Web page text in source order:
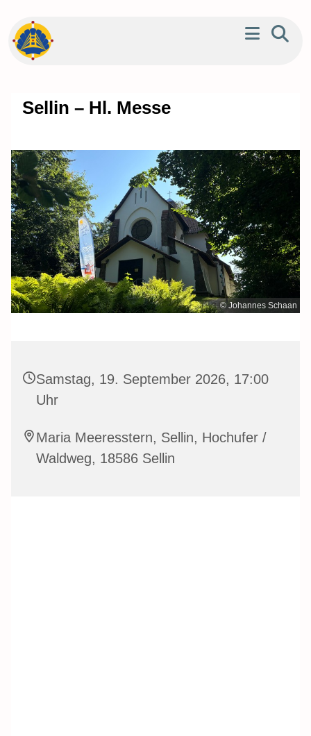
Sellin – Hl. Messe
© Johannes Schaan
Samstag, 19. September 2026, 17:00
Uhr
Maria Meeresstern, Sellin, Hochufer /
Waldweg, 18586 Sellin